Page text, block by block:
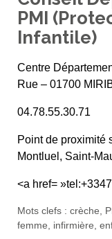
PMI
Infantile)
Centre
Rue – 01700
04.78.55.30.71
Point de proximité
Montluel, Saint-
<a href=
Mots clefs : crèche,
femme, infirmière,